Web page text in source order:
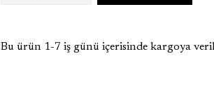
Bu ürün 1-7 iş günü içerisinde kargoya